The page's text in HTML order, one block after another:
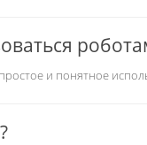
и понятное